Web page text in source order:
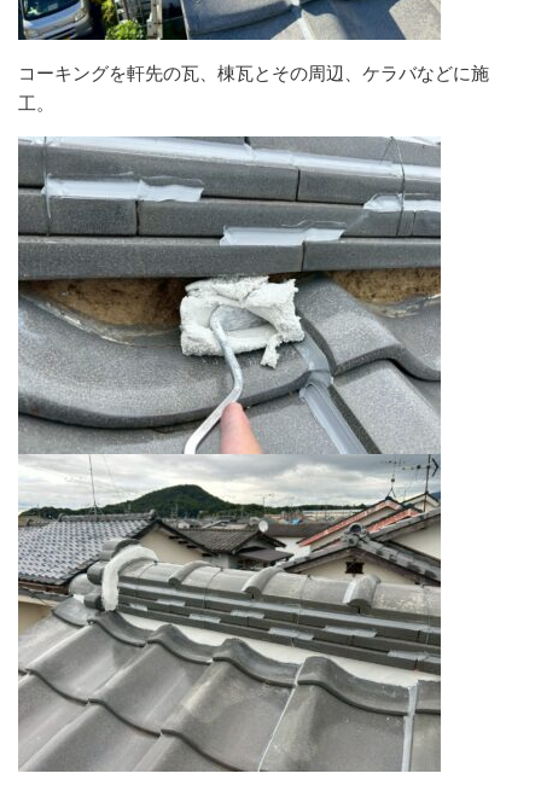
コーキングを軒先の瓦、棟瓦とその周辺、ケラバなどに施
工。